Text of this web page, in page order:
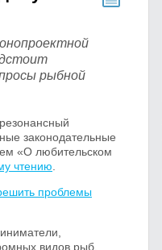
рыбной
законодательные
«О любительском
чтению
проблемы
видов рыб,